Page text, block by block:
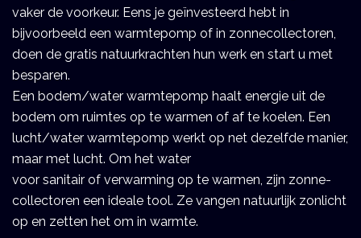
vaker de voorkeur. Eens je geïnvesteerd hebt in
bijvoorbeeld een warmtepomp of in zonnecollectoren,
doen de gratis natuurkrachten hun werk en start u met
besparen.
Een bodem/water warmtepomp haalt energie uit de
bodem om ruimtes op te warmen of af te koelen. Een
lucht/water warmtepomp werkt op net dezelfde manier,
maar met lucht. Om het water
voor sanitair of verwarming op te warmen, zijn zonne-
collectoren een ideale tool. Ze vangen natuurlijk zonlicht
op en zetten het om in warmte.